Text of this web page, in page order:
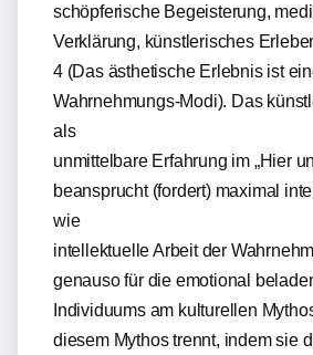
schöpferische Begeisterung,
Verklärung, künstlerisches
4 (Das ästhetische Erlebnis ist
Wahrnehmungs-Modi). Das
als
unmittelbare Erfahrung im „Hier
beansprucht (fordert) maximal
wie
intellektuelle Arbeit der
genauso für die emotional
Individuums am kulturellen
diesem Mythos trennt, indem sie